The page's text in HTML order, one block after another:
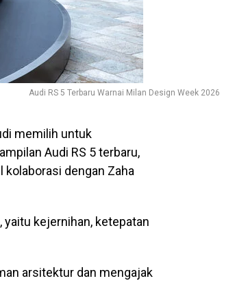
Audi RS 5 Terbaru Warnai Milan Design Week 2026
memilih untuk
Audi RS 5 terbaru,
kolaborasi dengan Zaha
kejernihan, ketepatan
arsitektur dan mengajak